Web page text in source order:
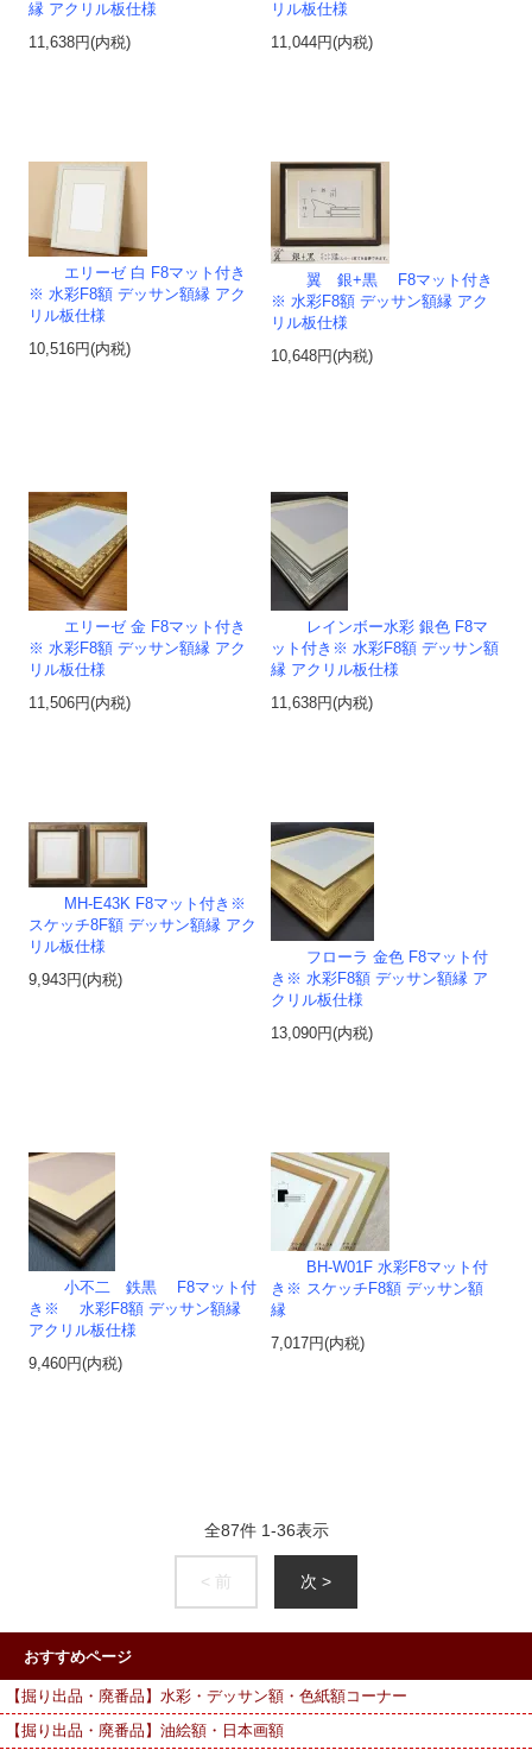
縁 アクリル板仕様
11,638円(内税)
リル板仕様
11,044円(内税)
エリーゼ 白 F8マット付き
※ 水彩F8額 デッサン額縁 アク
リル板仕様
10,516円(内税)
翼 銀+黒 F8マット付き
※ 水彩F8額 デッサン額縁 アク
リル板仕様
10,648円(内税)
エリーゼ 金 F8マット付き
※ 水彩F8額 デッサン額縁 アク
リル板仕様
11,506円(内税)
レインボー水彩 銀色 F8マ
ット付き※ 水彩F8額 デッサン額
縁 アクリル板仕様
11,638円(内税)
MH-E43K F8マット付き※
スケッチ8F額 デッサン額縁 アク
リル板仕様
9,943円(内税)
フローラ 金色 F8マット付
き※ 水彩F8額 デッサン額縁 ア
クリル板仕様
13,090円(内税)
小不二 鉄黒 F8マット付
き※ 水彩F8額 デッサン額縁
アクリル板仕様
9,460円(内税)
BH-W01F 水彩F8マット付
き※ スケッチF8額 デッサン額
縁
7,017円(内税)
全87件 1-36表示
< 前 次 >
おすすめページ
【掘り出品・廃番品】水彩・デッサン額・色紙額コーナー
【掘り出品・廃番品】油絵額・日本画額